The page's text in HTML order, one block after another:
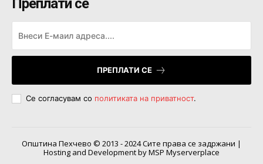
Преплати се
ПРЕПЛАТИ СЕ
Се согласувам со политиката на приватност.
Општина Пехчево © 2013 - 2024 Сите права се задржани |
Hosting and Development by MSP Myserverplace